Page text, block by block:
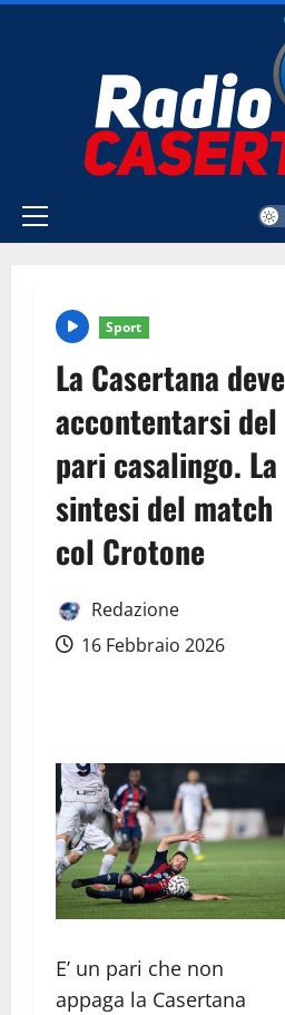
Vai
Menu
Sport
La Casertana deve
accontentarsi del
pari casalingo. La
sintesi del match
col Crotone
Redazione
16 Febbraio 2026
E’ un pari che non
appaga la Casertana